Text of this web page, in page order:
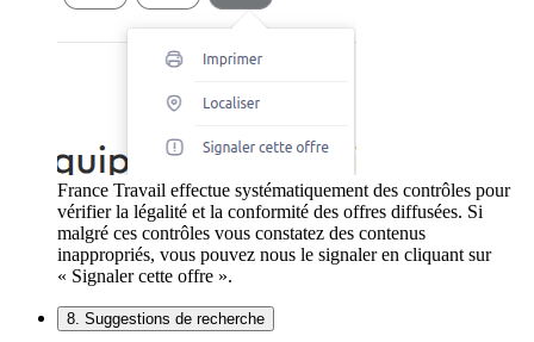
France Travail effectue systématiquement des contrôles pour
vérifier la légalité et la conformité des offres diffusées. Si
malgré ces contrôles vous constatez des contenus
inappropriés, vous pouvez nous le signaler en cliquant sur
« Signaler cette offre ».
8. Suggestions de recherche